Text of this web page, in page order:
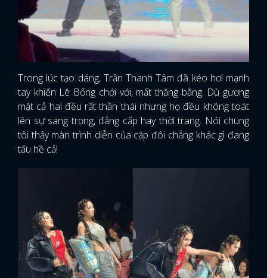
Trong lúc tạo dáng, Trần Thanh Tâm đã kéo hơi mạnh
tay khiến Lê Bống chới với, mất thăng bằng. Dù gương
mặt cả hai đều rất thần thái nhưng họ đều không toát
lên sự sang trọng, đẳng cấp hay thời trang. Nói chung
tôi thấy màn trình diễn của cặp đôi chẳng khác gì đang
tấu hề cả!